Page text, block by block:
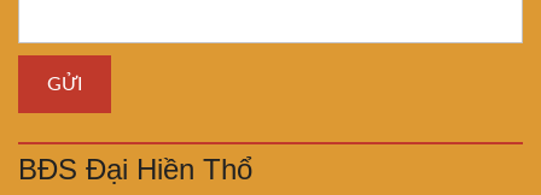
BĐS Đại Hiền Thổ